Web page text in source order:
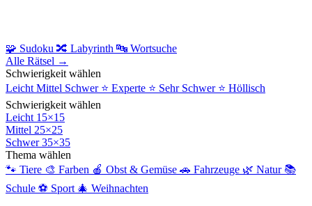
🧩 Sudoku 🔀 Labyrinth 🔤 Wortsuche
Alle Rätsel →
Schwierigkeit wählen
Leicht Mittel Schwer ⭐ Experte ⭐ Sehr Schwer ⭐ Höllisch
Schwierigkeit wählen
Leicht 15×15
Mittel 25×25
Schwer 35×35
Thema wählen
🐾 Tiere 🎨 Farben 🍎 Obst & Gemüse 🚗 Fahrzeuge 🌿 Natur 📚
Schule ⚽ Sport 🎄 Weihnachten